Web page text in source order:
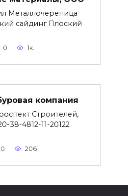
Металлочерепица
сайдинг Плоский
0 1к.
компания
Строителей,
38-4812-11-20122
0 206